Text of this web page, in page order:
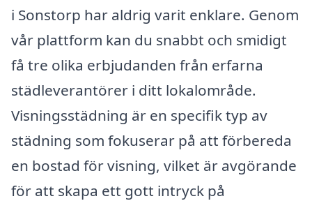
i Sonstorp har aldrig varit enklare. Genom
vår plattform kan du snabbt och smidigt
få tre olika erbjudanden från erfarna
städleverantörer i ditt lokalområde.
Visningsstädning är en specifik typ av
städning som fokuserar på att förbereda
en bostad för visning, vilket är avgörande
för att skapa ett gott intryck på